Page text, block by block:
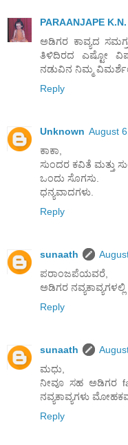
PARAANJAPE K.N.
ಅಡಿಗರ ಕಾವ್ಯದ ಸಮಗ್ರ
ತಿಳಿದಿರದ ಎಷ್ಟೋ
ನಡುವಿನ ನಿಮ್ಮ
Reply
Unknown August
ಕಾಕಾ,
ಸುಂದರ ಕವಿತೆ ಮತ್ತು
ಒಂದು ಸೊಗಸು.
ಧನ್ಯವಾದಗಳು.
Reply
sunaath
ಪರಾಂಜಪೆಯವರೆ,
ಅಡಿಗರ
Reply
sunaath
ಮಧು,
ನೀವೂ ಸಹ ಅಡಿಗರ
ನವ್ಯಕಾವ್ಯಗಳು
Reply